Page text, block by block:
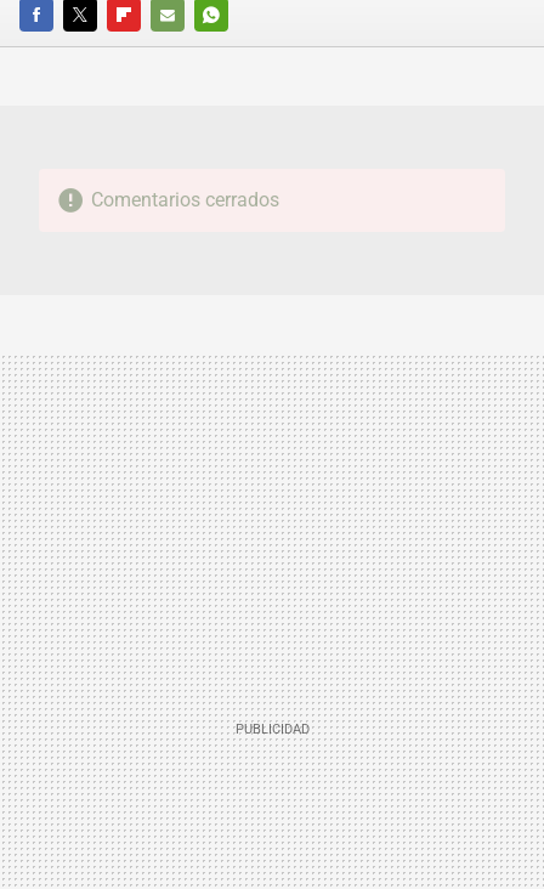
FACEBOOKTWITTERFLIPBOARD
E-
WHATSAPP
Comentarios cerrados